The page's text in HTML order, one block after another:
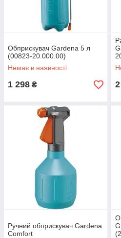
Обприскувач Gardena 5 л
(00823-20.000.00)
Немає в наявності
1 298 ₴
Ручний обприскувач Gardena
Comfort